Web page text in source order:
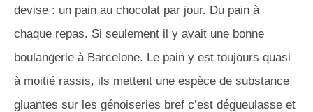
devise : un pain au chocolat par jour. Du pain à
chaque repas. Si seulement il y avait une bonne
boulangerie à Barcelone. Le pain y est toujours quasi
à moitié rassis, ils mettent une espèce de substance
gluantes sur les génoiseries bref c’est dégueulasse et